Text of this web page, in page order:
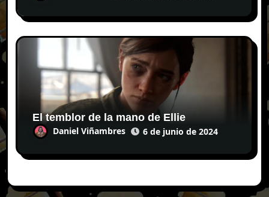
El temblor de la mano de Ellie
Daniel Viñambres 6 de junio de 2024